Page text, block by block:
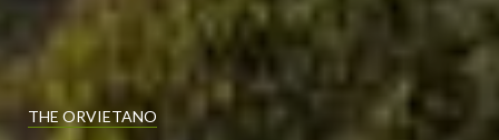
THE ORVIETANO